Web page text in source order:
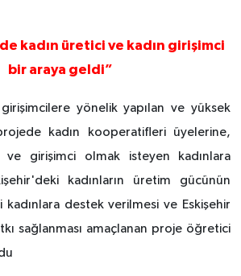
kadın üretici ve kadın girişimci
bir araya geldi”
girişimcilere yönelik yapılan ve yüksek
kadın kooperatifleri üyelerine,
ve girişimci olmak isteyen kadınlara
kadınların üretim gücünün
kadınlara destek verilmesi ve Eskişehir
sağlanması amaçlanan proje öğretici